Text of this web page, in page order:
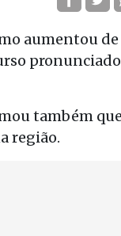
aumentou
também
região.